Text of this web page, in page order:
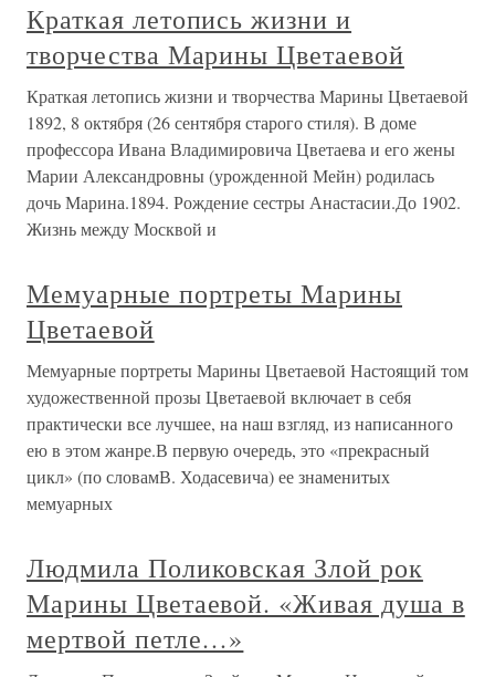
Краткая летопись жизни и
творчества Марины Цветаевой
Краткая летопись жизни и творчества Марины Цветаевой
1892, 8 октября (26 сентября старого стиля). В доме
профессора Ивана Владимировича Цветаева и его жены
Марии Александровны (урожденной Мейн) родилась
дочь Марина.1894. Рождение сестры Анастасии.До 1902.
Жизнь между Москвой и
Мемуарные портреты Марины
Цветаевой
Мемуарные портреты Марины Цветаевой Настоящий том
художественной прозы Цветаевой включает в себя
практически все лучшее, на наш взгляд, из написанного
ею в этом жанре.В первую очередь, это «прекрасный
цикл» (по словамВ. Ходасевича) ее знаменитых
мемуарных
Людмила Поликовская Злой рок
Марины Цветаевой. «Живая душа в
мертвой петле…»